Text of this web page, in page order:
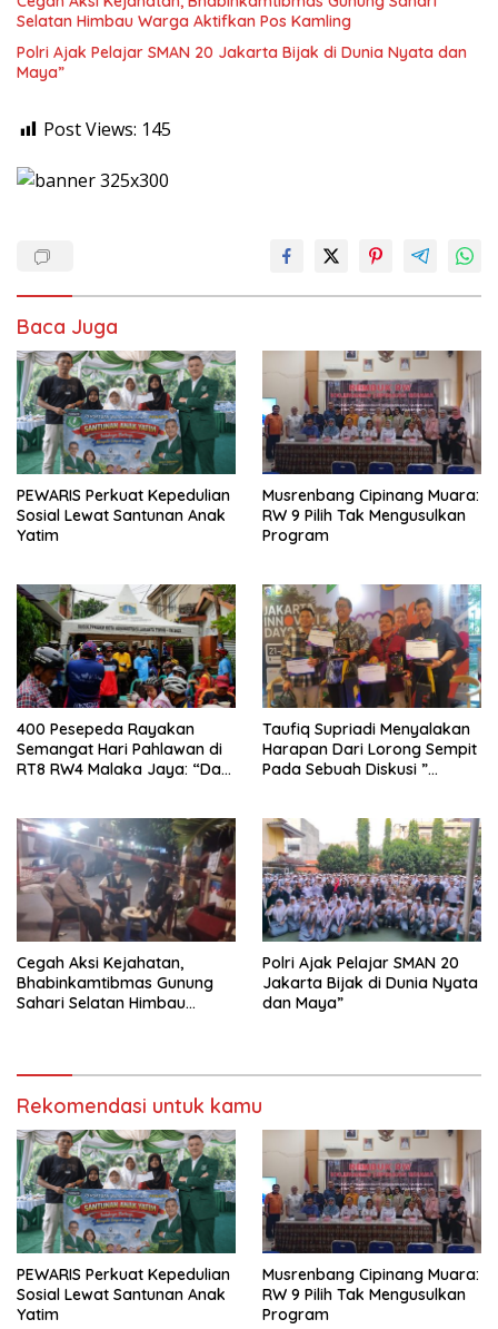
Selatan Himbau Warga Aktifkan Pos Kamling
Polri Ajak Pelajar SMAN 20 Jakarta Bijak di Dunia Nyata dan
Maya”
Post Views: 145
Baca Juga
PEWARIS Perkuat Kepedulian
Sosial Lewat Santunan Anak
Yatim
Musrenbang Cipinang Muara:
RW 9 Pilih Tak Mengusulkan
Program
400 Pesepeda Rayakan
Semangat Hari Pahlawan di
RT8 RW4 Malaka Jaya: “Dari
Taufiq Supriadi Menyalakan
Harapan Dari Lorong Sempit
Pada Sebuah Diskusi ”
Cegah Aksi Kejahatan,
Bhabinkamtibmas Gunung
Sahari Selatan Himbau
Polri Ajak Pelajar SMAN 20
Jakarta Bijak di Dunia Nyata
dan Maya”
Rekomendasi untuk kamu
PEWARIS Perkuat Kepedulian
Sosial Lewat Santunan Anak
Yatim
Musrenbang Cipinang Muara:
RW 9 Pilih Tak Mengusulkan
Program